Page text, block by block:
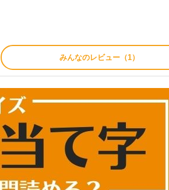
みんなのレビュー（1）